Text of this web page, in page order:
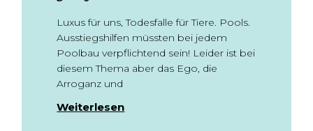
Luxus für uns, Todesfalle für Tiere. Pools.
Ausstiegshilfen müssten bei jedem
Poolbau verpflichtend sein! Leider ist bei
diesem Thema aber das Ego, die
Arroganz und
Weiterlesen